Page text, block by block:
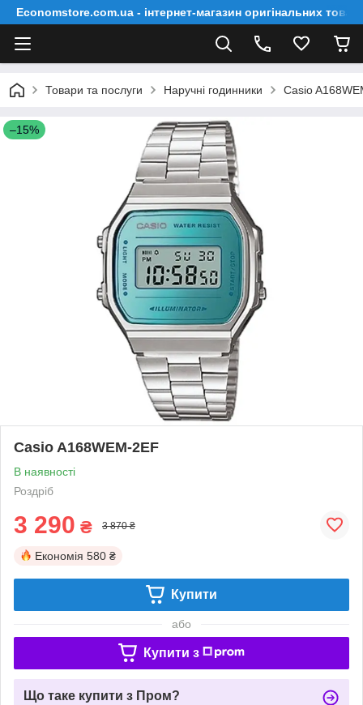
Economstore.com.ua - інтернет-магазин оригінальних
Товари та послуги Наручні годинники Casio
–15%
Casio A168WEM-2EF
В наявності
Роздріб
3 290 ₴ 3 870 ₴
Економія 580 ₴
Купити
або
Купити з
Що таке купити з Пром?